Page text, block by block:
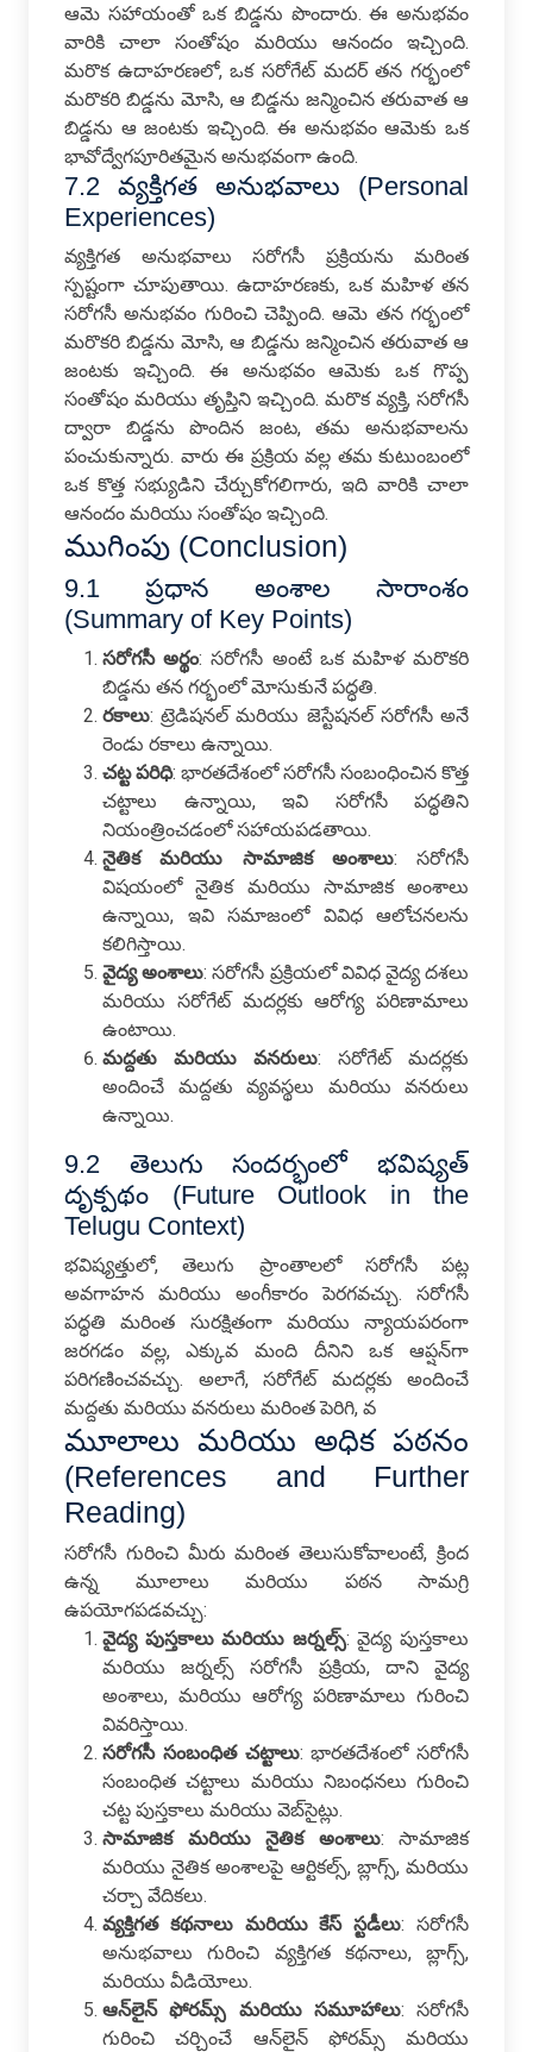
ఆమె సహాయంతో ఒక బిడ్డను పొందారు. ఈ అనుభవం
వారికి చాలా సంతోషం మరియు ఆనందం ఇచ్చింది.
మరొక ఉదాహరణలో, ఒక సరోగేట్ మదర్ తన గర్భంలో
మరొకరి బిడ్డను మోసి, ఆ బిడ్డను జన్మించిన తరువాత ఆ
బిడ్డను ఆ జంటకు ఇచ్చింది. ఈ అనుభవం ఆమెకు ఒక
భావోద్వేగపూరితమైన అనుభవంగా ఉంది.
7.2 వ్యక్తిగత అనుభవాలు (Personal
Experiences)
వ్యక్తిగత అనుభవాలు సరోగసీ ప్రక్రియను మరింత
స్పష్టంగా చూపుతాయి. ఉదాహరణకు, ఒక మహిళ తన
సరోగసీ అనుభవం గురించి చెప్పింది. ఆమె తన గర్భంలో
మరొకరి బిడ్డను మోసి, ఆ బిడ్డను జన్మించిన తరువాత ఆ
జంటకు ఇచ్చింది. ఈ అనుభవం ఆమెకు ఒక గొప్ప
సంతోషం మరియు తృప్తిని ఇచ్చింది. మరొక వ్యక్తి, సరోగసీ
ద్వారా బిడ్డను పొందిన జంట, తమ అనుభవాలను
పంచుకున్నారు. వారు ఈ ప్రక్రియ వల్ల తమ కుటుంబంలో
ఒక కొత్త సభ్యుడిని చేర్చుకోగలిగారు, ఇది వారికి చాలా
ఆనందం మరియు సంతోషం ఇచ్చింది.
ముగింపు (Conclusion)
9.1 ప్రధాన అంశాల సారాంశం
(Summary of Key Points)
సరోగసీ అర్థం: సరోగసీ అంటే ఒక మహిళ మరొకరి
బిడ్డను తన గర్భంలో మోసుకునే పద్ధతి.
రకాలు: ట్రెడిషనల్ మరియు జెస్టేషనల్ సరోగసీ అనే
రెండు రకాలు ఉన్నాయి.
చట్ట పరిధి: భారతదేశంలో సరోగసీ సంబంధించిన కొత్త
చట్టాలు ఉన్నాయి, ఇవి సరోగసీ పద్ధతిని
నియంత్రించడంలో సహాయపడతాయి.
నైతిక మరియు సామాజిక అంశాలు: సరోగసీ
విషయంలో నైతిక మరియు సామాజిక అంశాలు
ఉన్నాయి, ఇవి సమాజంలో వివిధ ఆలోచనలను
కలిగిస్తాయి.
వైద్య అంశాలు: సరోగసీ ప్రక్రియలో వివిధ వైద్య దశలు
మరియు సరోగేట్ మదర్లకు ఆరోగ్య పరిణామాలు
ఉంటాయి.
మద్దతు మరియు వనరులు: సరోగేట్ మదర్లకు
అందించే మద్దతు వ్యవస్థలు మరియు వనరులు
ఉన్నాయి.
9.2 తెలుగు సందర్భంలో భవిష్యత్
దృక్పథం (Future Outlook in the
Telugu Context)
భవిష్యత్తులో, తెలుగు ప్రాంతాలలో సరోగసీ పట్ల
అవగాహన మరియు అంగీకారం పెరగవచ్చు. సరోగసీ
పద్ధతి మరింత సురక్షితంగా మరియు న్యాయపరంగా
జరగడం వల్ల, ఎక్కువ మంది దీనిని ఒక ఆప్షన్‌గా
పరిగణించవచ్చు. అలాగే, సరోగేట్ మదర్లకు అందించే
మద్దతు మరియు వనరులు మరింత పెరిగి, వ
మూలాలు మరియు అధిక పఠనం
(References and Further
Reading)
సరోగసీ గురించి మీరు మరింత తెలుసుకోవాలంటే, క్రింద
ఉన్న మూలాలు మరియు పఠన సామగ్రి
ఉపయోగపడవచ్చు:
వైద్య పుస్తకాలు మరియు జర్నల్స్: వైద్య పుస్తకాలు
మరియు జర్నల్స్ సరోగసీ ప్రక్రియ, దాని వైద్య
అంశాలు, మరియు ఆరోగ్య పరిణామాలు గురించి
వివరిస్తాయి.
సరోగసీ సంబంధిత చట్టాలు: భారతదేశంలో సరోగసీ
సంబంధిత చట్టాలు మరియు నిబంధనలు గురించి
చట్ట పుస్తకాలు మరియు వెబ్‌సైట్లు.
సామాజిక మరియు నైతిక అంశాలు: సామాజిక
మరియు నైతిక అంశాలపై ఆర్టికల్స్, బ్లాగ్స్, మరియు
చర్చా వేదికలు.
వ్యక్తిగత కథనాలు మరియు కేస్ స్టడీలు: సరోగసీ
అనుభవాలు గురించి వ్యక్తిగత కథనాలు, బ్లాగ్స్,
మరియు వీడియోలు.
ఆన్‌లైన్ ఫోరమ్స్ మరియు సమూహాలు: సరోగసీ
గురించి చర్చించే ఆన్‌లైన్ ఫోరమ్స్ మరియు